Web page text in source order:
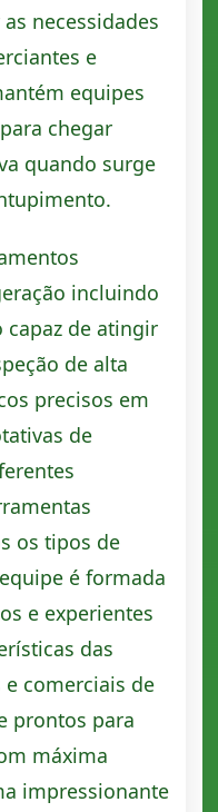
necessidades
e
equipes
chegar
quando surge
incluindo
de atingir
de alta
precisos em
de
os tipos de
é formada
e experientes
das
comerciais de
prontos para
máxima
impressionante